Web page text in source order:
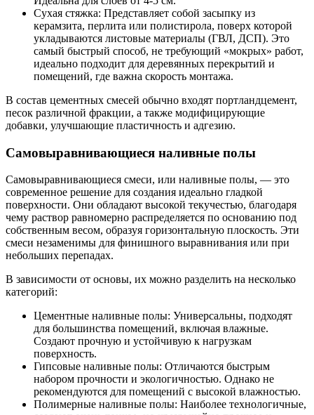
Сухая стяжка: Представляет собой засыпку из
керамзита, перлита или полистирола, поверх которой
укладываются листовые материалы (ГВЛ, ДСП). Это
самый быстрый способ, не требующий «мокрых» работ,
идеально подходит для деревянных перекрытий и
помещений, где важна скорость монтажа.
В состав цементных смесей обычно входят портландцемент,
песок различной фракции, а также модифицирующие
добавки, улучшающие пластичность и адгезию.
Самовыравнивающиеся наливные полы
Самовыравнивающиеся смеси, или наливные полы, — это
современное решение для создания идеально гладкой
поверхности. Они обладают высокой текучестью, благодаря
чему раствор равномерно распределяется по основанию под
собственным весом, образуя горизонтальную плоскость. Эти
смеси незаменимы для финишного выравнивания или при
небольших перепадах.
В зависимости от основы, их можно разделить на несколько
категорий:
Цементные наливные полы: Универсальны, подходят
для большинства помещений, включая влажные.
Создают прочную и устойчивую к нагрузкам
поверхность.
Гипсовые наливные полы: Отличаются быстрым
набором прочности и экологичностью. Однако не
рекомендуются для помещений с высокой влажностью.
Полимерные наливные полы: Наиболее технологичные,